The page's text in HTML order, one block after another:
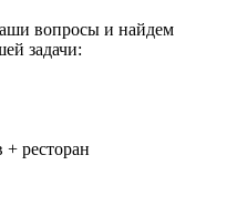
вопросы и найдем
задачи:
+ ресторан